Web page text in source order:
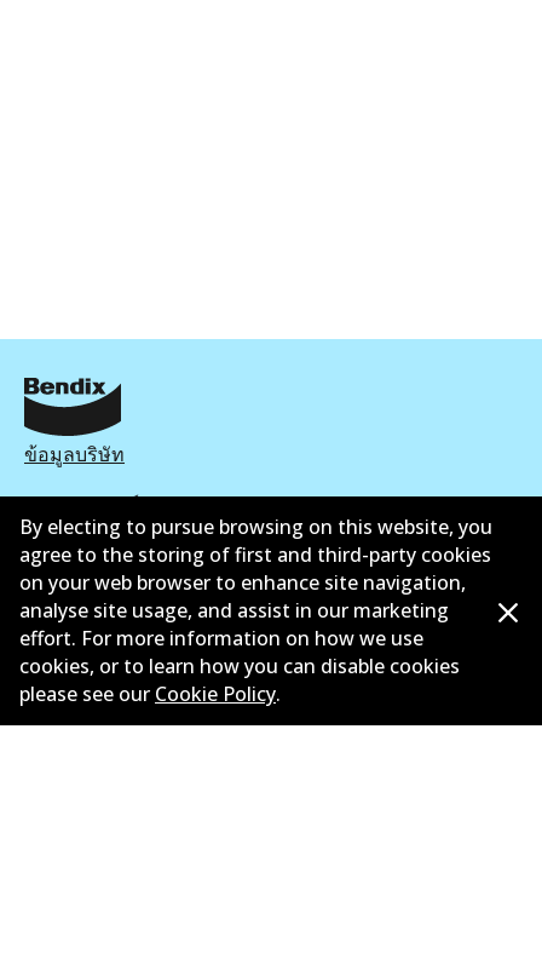
ข้อมูลบริษัท
ซัพพลายเออร์
ติดต่อ
นโยบายความเป็นส่วนตัว
การรับประกัน
ข้อกำหนดและเงื่อนไข
By electing to pursue browsing on this website, you
agree to the storing of first and third-party cookies
on your web browser to enhance site navigation,
analyse site usage, and assist in our marketing
effort. For more information on how we use
cookies, or to learn how you can disable cookies
please see our Cookie Policy.